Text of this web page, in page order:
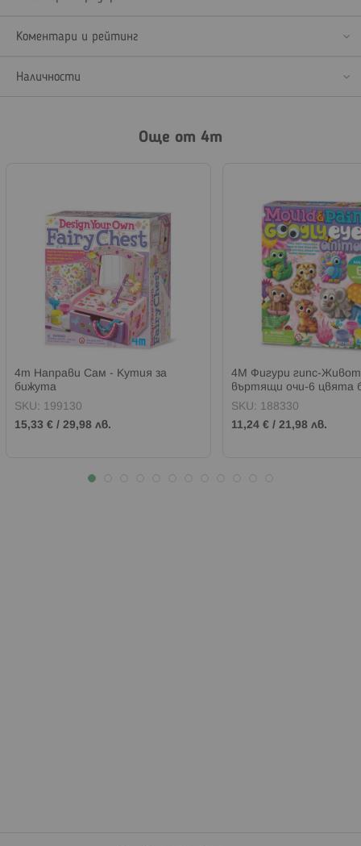
Коментари и рейтинг
Наличности
Още от 4m
4m Направи Сам - Кутия за
бижута
SKU: 199130
15,33 € / 29,98 лв.
4M Фигури гипс-
въртящи очи-6 цвята
SKU: 188330
11,24 € / 21,98 лв.